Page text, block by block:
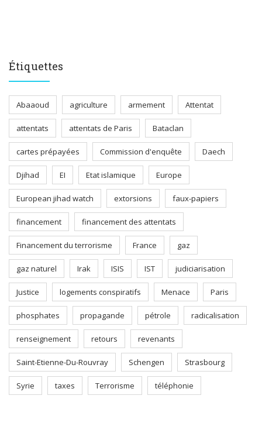
Étiquettes
Abaaoud agriculture armement Attentat
attentats attentats de Paris Bataclan
cartes prépayées Commission d'enquête Daech
Djihad EI Etat islamique Europe
European jihad watch extorsions faux-papiers
financement financement des attentats
Financement du terrorisme France gaz
gaz naturel Irak ISIS IST judiciarisation
Justice logements conspiratifs Menace Paris
phosphates propagande pétrole radicalisation
renseignement retours revenants
Saint-Etienne-Du-Rouvray Schengen Strasbourg
Syrie taxes Terrorisme téléphonie